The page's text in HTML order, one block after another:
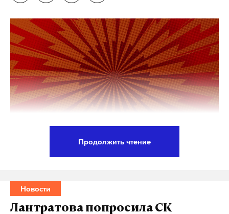
Ситкинской иконы Божией Матери. Ее передадут
в Свято-Троицкую Сергиеву Приморскую пустынь
Продолжить чтение
Новости
Лантратова попросила СК